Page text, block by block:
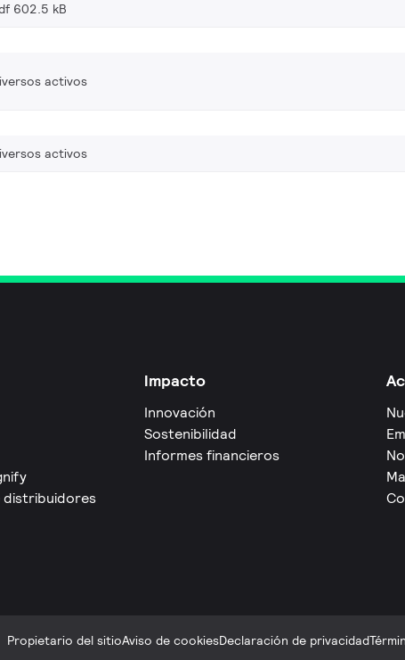
602.5 kB
activos
activos
distribuidores
Impacto
Innovación
Sostenibilidad
Informes financieros
Propietario del sitioAviso de cookiesDeclaración de privacidad